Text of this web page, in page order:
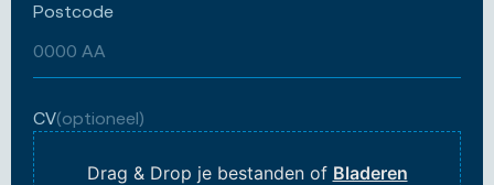
Postcode
CV(optioneel)
Drag & Drop je bestanden of Bladeren